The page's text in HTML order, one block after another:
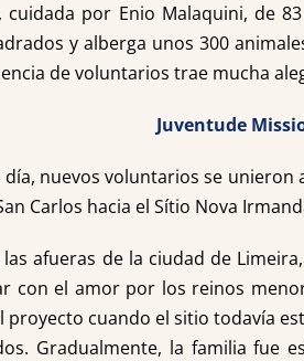
cuidada por Enio Malaquini, de
y alberga unos 300
de voluntarios trae mucha
día, nuevos voluntarios se
Carlos hacia el Sítio Nova
afueras de la ciudad de
con el amor por los reinos
proyecto cuando el sitio todavía
Gradualmente, la familia fue